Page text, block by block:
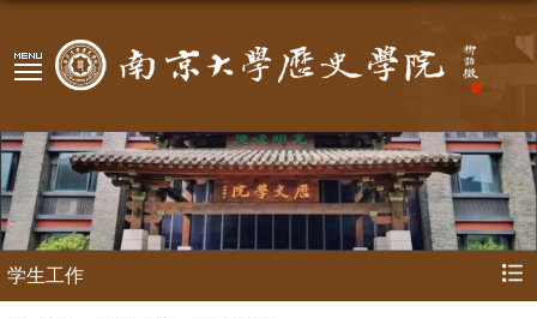
学生工作